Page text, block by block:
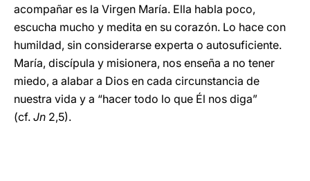
acompañar es la Virgen María. Ella habla poco,
escucha mucho y medita en su corazón. Lo hace con
humildad, sin considerarse experta o autosuficiente.
María, discípula y misionera, nos enseña a no tener
miedo, a alabar a Dios en cada circunstancia de
nuestra vida y a “hacer todo lo que Él nos diga”
(cf. Jn 2,5).